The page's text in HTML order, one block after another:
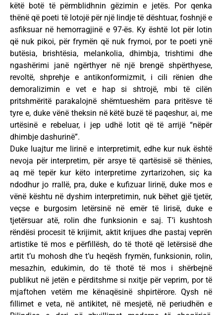
këtë botë të përmblidhnin gëzimin e jetës. Por qenka
thënë që poeti të lotojë për një lindje të dështuar, foshnjë e
asfiksuar në hemorragjinë e 97-ës. Ky është lot për lotin
që nuk pikoi, për frymën që nuk frymoi, por te poeti ynë
butësia, brishtësia, melankolia, dhimbja, trishtimi dhe
ngashërimi janë ngërthyer në një brengë shpërthyese,
revoltë, shprehje e antikonformizmit, i cili rënien dhe
demoralizimin e vet e hap si shtrojë, mbi të cilën
pritshmëritë parakalojnë shëmtueshëm para pritësve të
tyre e, duke vënë theksin në këtë buzë të paqeshur, ai, me
urtësinë e rebeluar, i jep udhë lotit që të arrijë “nëpër
dhimbje dashurinë”.
Duke luajtur me lirinë e interpretimit, edhe kur nuk është
nevoja për interpretim, për arsye të qartësisë së thënies,
aq më tepër kur këto interpretime zyrtarizohen, siç ka
ndodhur jo rrallë, pra, duke e kufizuar lirinë, duke mos e
vënë kështu në dyshim interpretimin, nuk bëhet gjë tjetër,
veçse e burgosim letërsinë në emër të lirisë, duke e
tjetërsuar atë, rolin dhe funksionin e saj. T’i kushtosh
rëndësi procesit të krijimit, aktit krijues dhe pastaj veprën
artistike të mos e përfillësh, do të thotë që letërsisë dhe
artit t’u mohosh dhe t’u heqësh frymën, funksionin, rolin,
mesazhin, edukimin, do të thotë të mos i shërbejnë
publikut në jetën e përditshme si nxitje për veprim, por të
mjaftohen vetëm me kënaqësinë shpirtërore. Qysh në
fillimet e veta, në antikitet, në mesjetë, në periudhën e